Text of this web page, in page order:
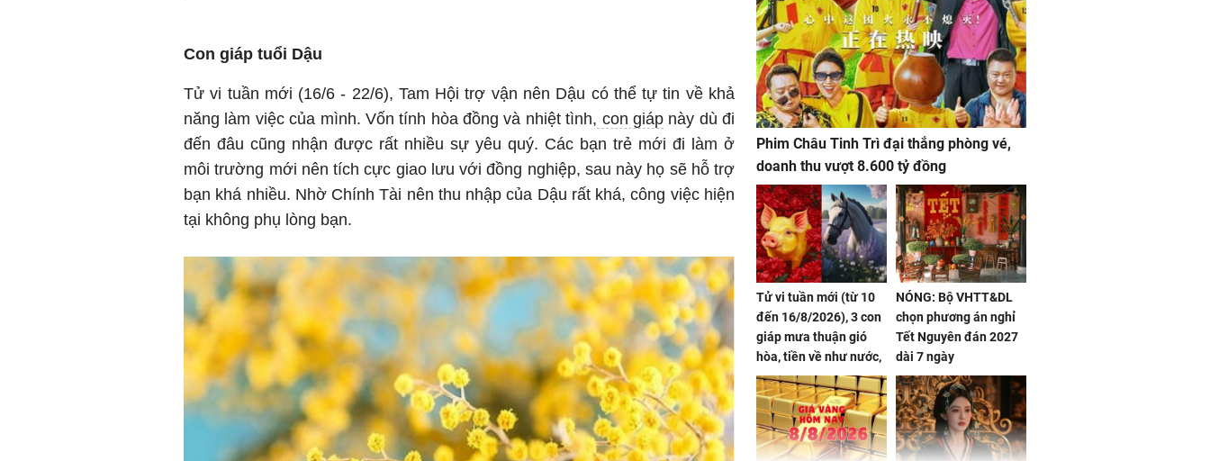
Con giáp tuổi Dậu
Tử vi tuần mới (16/6 - 22/6), Tam Hội trợ vận nên Dậu có thể tự tin về khả
năng làm việc của mình. Vốn tính hòa đồng và nhiệt tình, con giápnày dù đi
đến đâu cũng nhận được rất nhiều sự yêu quý. Các bạn trẻ mới đi làm ở
môi trường mới nên tích cực giao lưu với đồng nghiệp, sau này họ sẽ hỗ trợ
bạn khá nhiều. Nhờ Chính Tài nên thu nhập của Dậu rất khá, công việc hiện
tại không phụ lòng bạn.
Phim Châu Tinh Trì đại thắng phòng vé,
doanh thu vượt 8.600 tỷ đồng
Tử vi tuần mới (từ 10
đến 16/8/2026), 3 con
giáp mưa thuận gió
hòa, tiền về như nước,
bạc vàng dư dả, Phú
Quý Vinh Hoa, vận
trình khai sáng
NÓNG: Bộ VHTT&DL
chọn phương án nghỉ
Tết Nguyên đán 2027
dài 7 ngày